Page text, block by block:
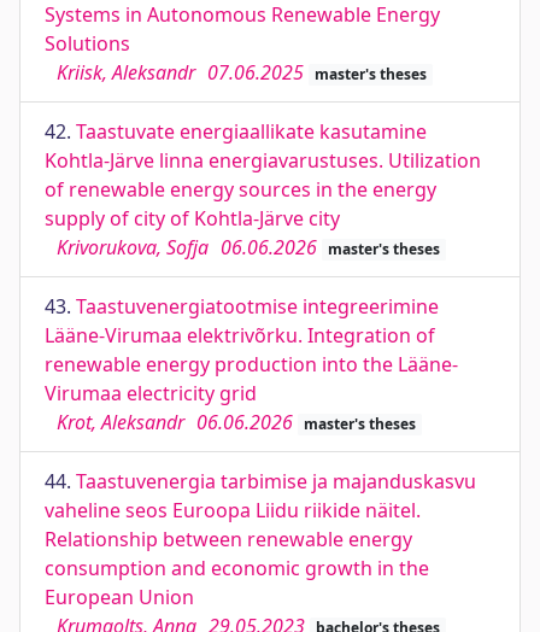
Systems in Autonomous Renewable Energy
Solutions
Kriisk, Aleksandr 07.06.2025 master's theses
42. Taastuvate energiaallikate kasutamine
Kohtla-Järve linna energiavarustuses. Utilization
of renewable energy sources in the energy
supply of city of Kohtla-Järve city
Krivorukova, Sofja 06.06.2026 master's theses
43. Taastuvenergiatootmise integreerimine
Lääne-Virumaa elektrivõrku. Integration of
renewable energy production into the Lääne-
Virumaa electricity grid
Krot, Aleksandr 06.06.2026 master's theses
44. Taastuvenergia tarbimise ja majanduskasvu
vaheline seos Euroopa Liidu riikide näitel.
Relationship between renewable energy
consumption and economic growth in the
European Union
Krumgolts, Anna 29.05.2023 bachelor's theses